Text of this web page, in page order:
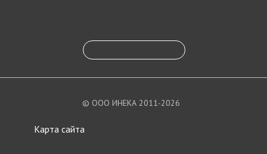
© ООО ИНЕКА 2011-2026
Карта сайта